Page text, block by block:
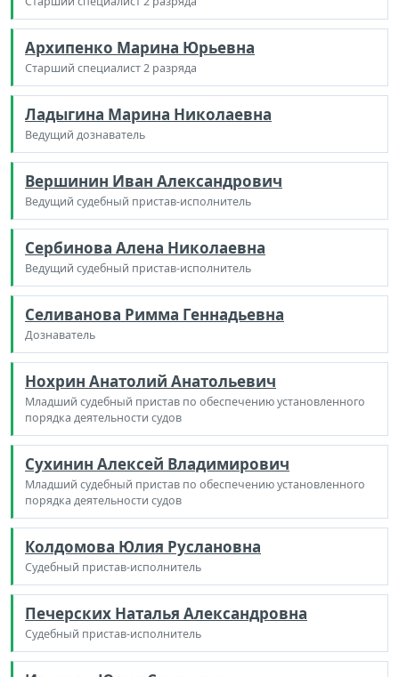
Архипенко Марина Юрьевна
Старший специалист 2 разряда
Ладыгина Марина Николаевна
Ведущий дознаватель
Вершинин Иван Александрович
Ведущий судебный пристав-исполнитель
Сербинова Алена Николаевна
Ведущий судебный пристав-исполнитель
Селиванова Римма Геннадьевна
Дознаватель
Нохрин Анатолий Анатольевич
Младший судебный пристав по обеспечению установленного
порядка деятельности судов
Сухинин Алексей Владимирович
Младший судебный пристав по обеспечению установленного
порядка деятельности судов
Колдомова Юлия Руслановна
Судебный пристав-исполнитель
Печерских Наталья Александровна
Судебный пристав-исполнитель